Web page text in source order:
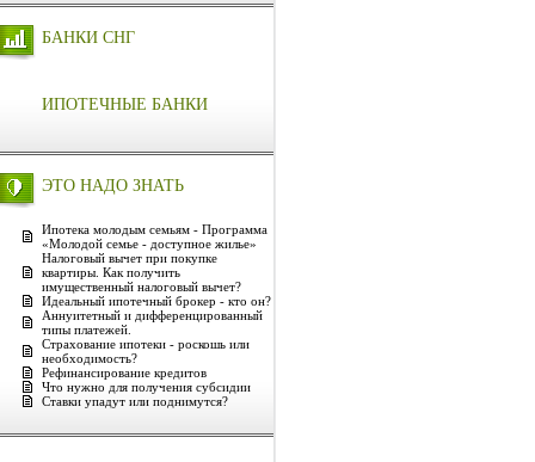
БАНКИ СНГ
ИПОТЕЧНЫЕ БАНКИ
ЭТО НАДО ЗНАТЬ
Ипотека молодым семьям - Программа
«Молодой семье - доступное жилье»
Налоговый вычет при покупке
квартиры. Как получить
имущественный налоговый вычет?
Идеальный ипотечный брокер - кто он?
Аннуитетный и дифференцированный
типы платежей.
Страхование ипотеки - роскошь или
необходимость?
Рефинансирование кредитов
Что нужно для получения субсидии
Ставки упадут или поднимутся?